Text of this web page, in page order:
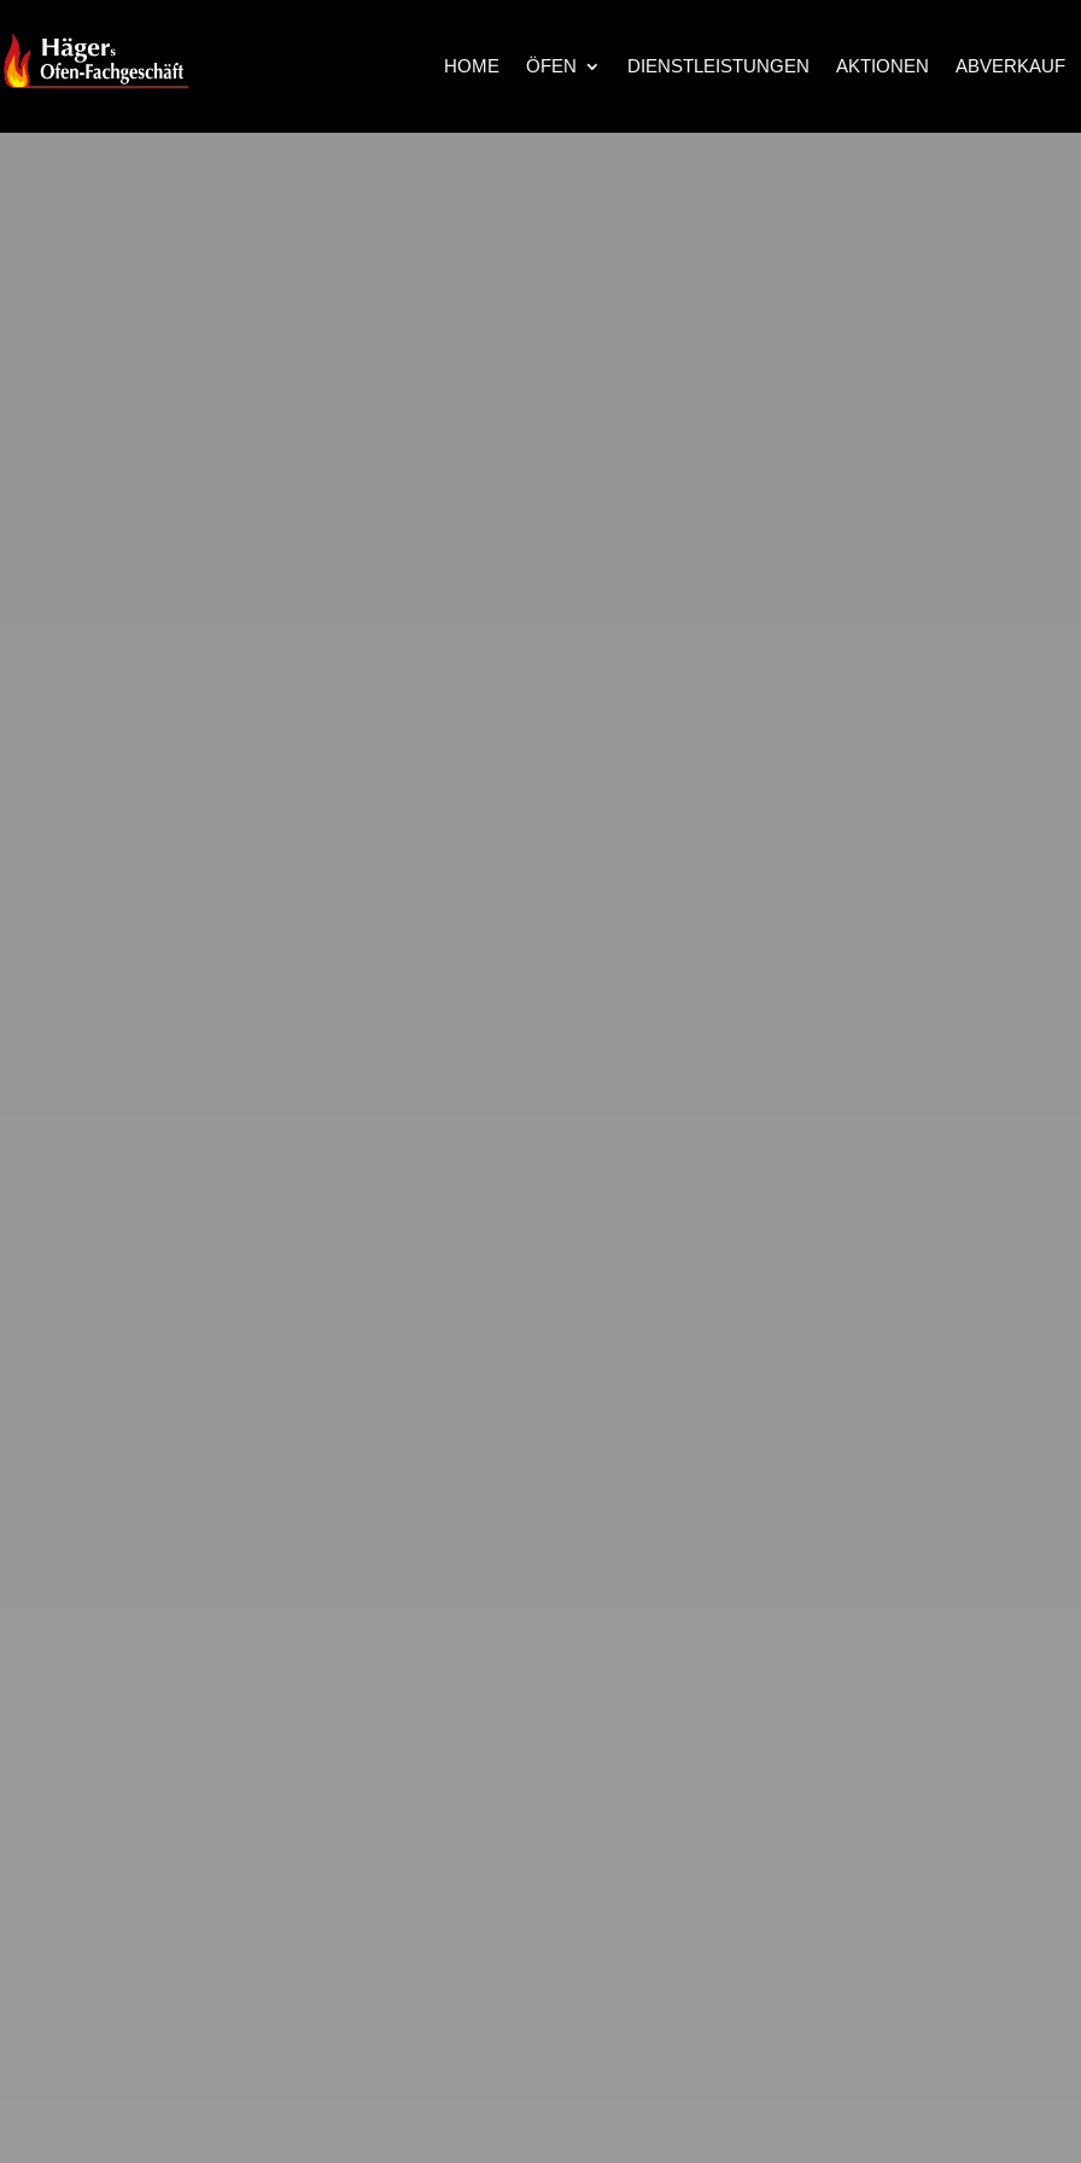
HOME ÖFEN DIENSTLEISTUNGEN AKTIONEN ABVERKAUF